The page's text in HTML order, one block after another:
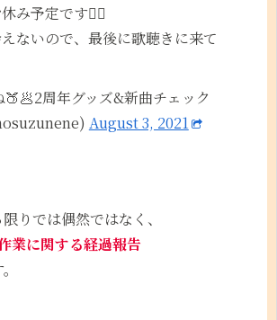
み予定です🙇‍♀️
ないので、最後に歌聴きに来て
周年グッズ&新曲チェック
August 3, 2021
りでは偶然ではなく、
業に関する経過報告